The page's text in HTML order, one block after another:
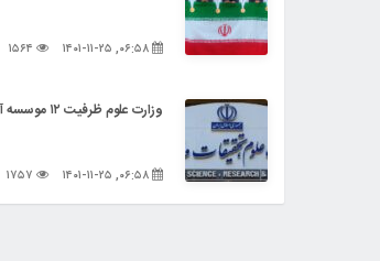
وزارت علوم ظرفیت ۱۲ موسسه آموزش عالی غیرانتفاعی را به دلیل تخلفات صفر کرد